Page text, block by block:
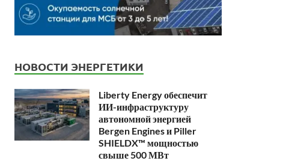
НОВОСТИ ЭНЕРГЕТИКИ
Liberty Energy обеспечит
ИИ-инфраструктуру
автономной энергией
Bergen Engines и Piller
SHIELDX™ мощностью
свыше 500 МВт